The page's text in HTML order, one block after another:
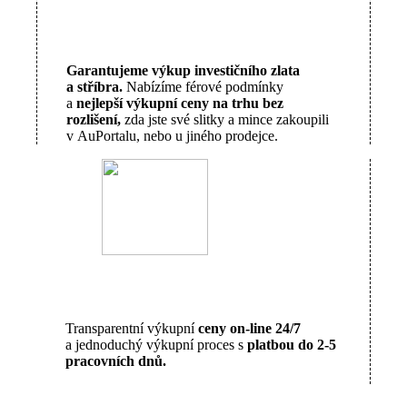
Garantujeme výkup investičního zlata
a stříbra. Nabízíme férové podmínky
a nejlepší výkupní ceny na trhu bez
rozlišení, zda jste své slitky a mince zakoupili
v AuPortalu, nebo u jiného prodejce.
Transparentní výkupníceny on-line 24/7
a jednoduchý výkupní proces s platbou do 2-5
pracovních dnů.